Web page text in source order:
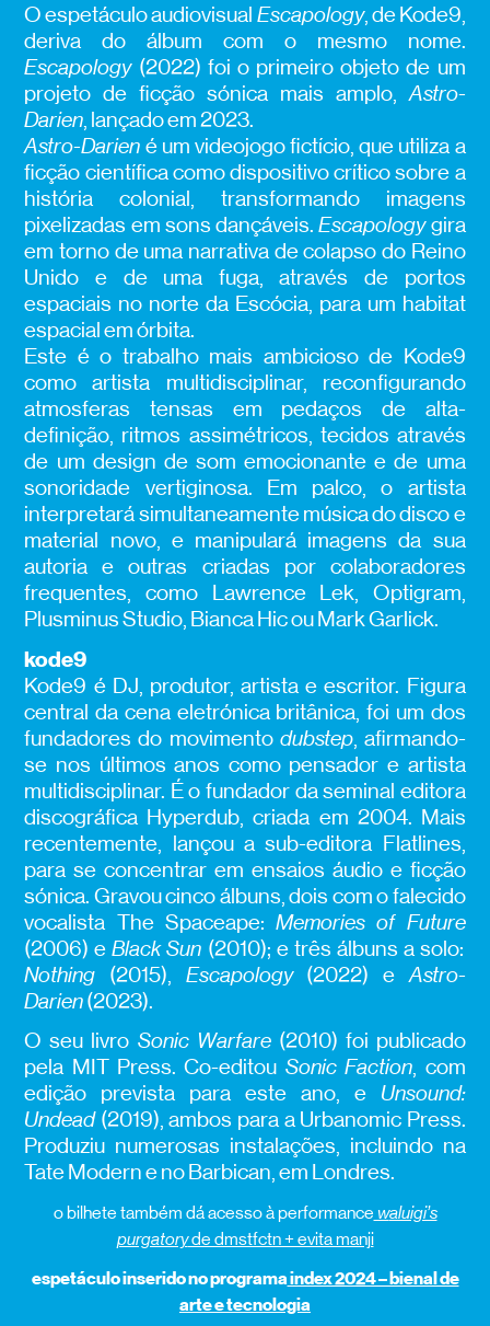
O espetáculo audiovisual Escapology, de Kode9,
deriva do álbum com o mesmo nome.
Escapology(2022) foi o primeiro objeto de um
projeto de ficção sónica mais amplo, Astro-
Darien , lançado em 2023.
Astro-Darien é um videojogo fictício, que utiliza a
ficção científica como dispositivo crítico sobre a
história colonial, transformando imagens
pixelizadas em sons dançáveis.Escapologygira
em torno de uma narrativa de colapso do Reino
Unido e de uma fuga, através de portos
espaciais no norte da Escócia, para um habitat
espacial em órbita.
Este é o trabalho mais ambicioso de Kode9
como artista multidisciplinar, reconfigurando
atmosferas tensas em pedaços de alta-
definição, ritmos assimétricos, tecidos através
de um design de som emocionante e de uma
sonoridade vertiginosa. Em palco, o artista
interpretará simultaneamente música do disco e
material novo, e manipulará imagens da sua
autoria e outras criadas por colaboradores
frequentes, como Lawrence Lek, Optigram,
Plusminus Studio, Bianca Hic ou Mark Garlick.
kode9
Kode9 é DJ, produtor, artista e escritor. Figura
central da cena eletrónica britânica, foi um dos
fundadores do movimento dubstep, afirmando-
se nos últimos anos como pensador e artista
multidisciplinar. É o fundador da seminal editora
discográfica Hyperdub, criada em 2004. Mais
recentemente, lançou a sub-editora Flatlines,
para se concentrar em ensaios áudio e ficção
sónica. Gravou cinco álbuns, dois com o falecido
vocalista The Spaceape:Memories of Future
(2006) eBlack Sun (2010); e três álbuns a solo:
Nothing (2015), Escapology (2022) e Astro-
Darien(2023).
O seu livro Sonic Warfare(2010) foi publicado
pela MIT Press. Co-editou Sonic Faction , com
edição prevista para este ano, e Unsound:
Undead(2019), ambos para a Urbanomic Press.
Produziu numerosas instalações, incluindo na
Tate Modern e no Barbican, em Londres.
o bilhete também dá acesso à performance waluigi’s
purgatoryde dmstfctn + evita manji
espetáculo inserido no programaindex 2024 – bienal de
arte e tecnologia